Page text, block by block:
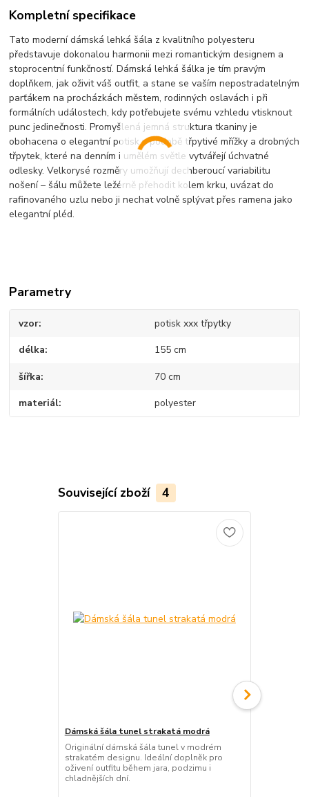
Kompletní specifikace
Tato moderní dámská lehká šála z kvalitního polyesteru
představuje dokonalou harmonii mezi romantickým designem a
stoprocentní funkčností. Dámská lehká šálka je tím pravým
doplňkem, jak oživit váš outfit, a stane se vaším nepostradatelným
parťákem na procházkách městem, rodinných oslavách i při
formálních událostech, kdy potřebujete svému vzhledu vtisknout
punc jedinečnosti. Promyšlená jemná struktura tkaniny je
obohacena o elegantní potisk v podobě třpytivé mřížky a drobných
třpytek, které na denním i umělém světle vytvářejí úchvatné
odlesky. Velkorysé rozměry umožňují dechberoucí variabilitu
nošení – šálu můžete ležérně přehodit kolem krku, uvázat do
rafinovaného uzlu nebo ji nechat volně splývat přes ramena jako
elegantní pléd.
Parametry
vzor potisk xxx třpytky
délka 155 cm
šířka 70 cm
materiál polyester
Související zboží 4
Dámská šála tunel strakatá modrá
Originální dámská šála tunel v modrém
strakatém designu. Ideální doplněk pro
oživení outfitu během jara, podzimu i
chladnějších dní.